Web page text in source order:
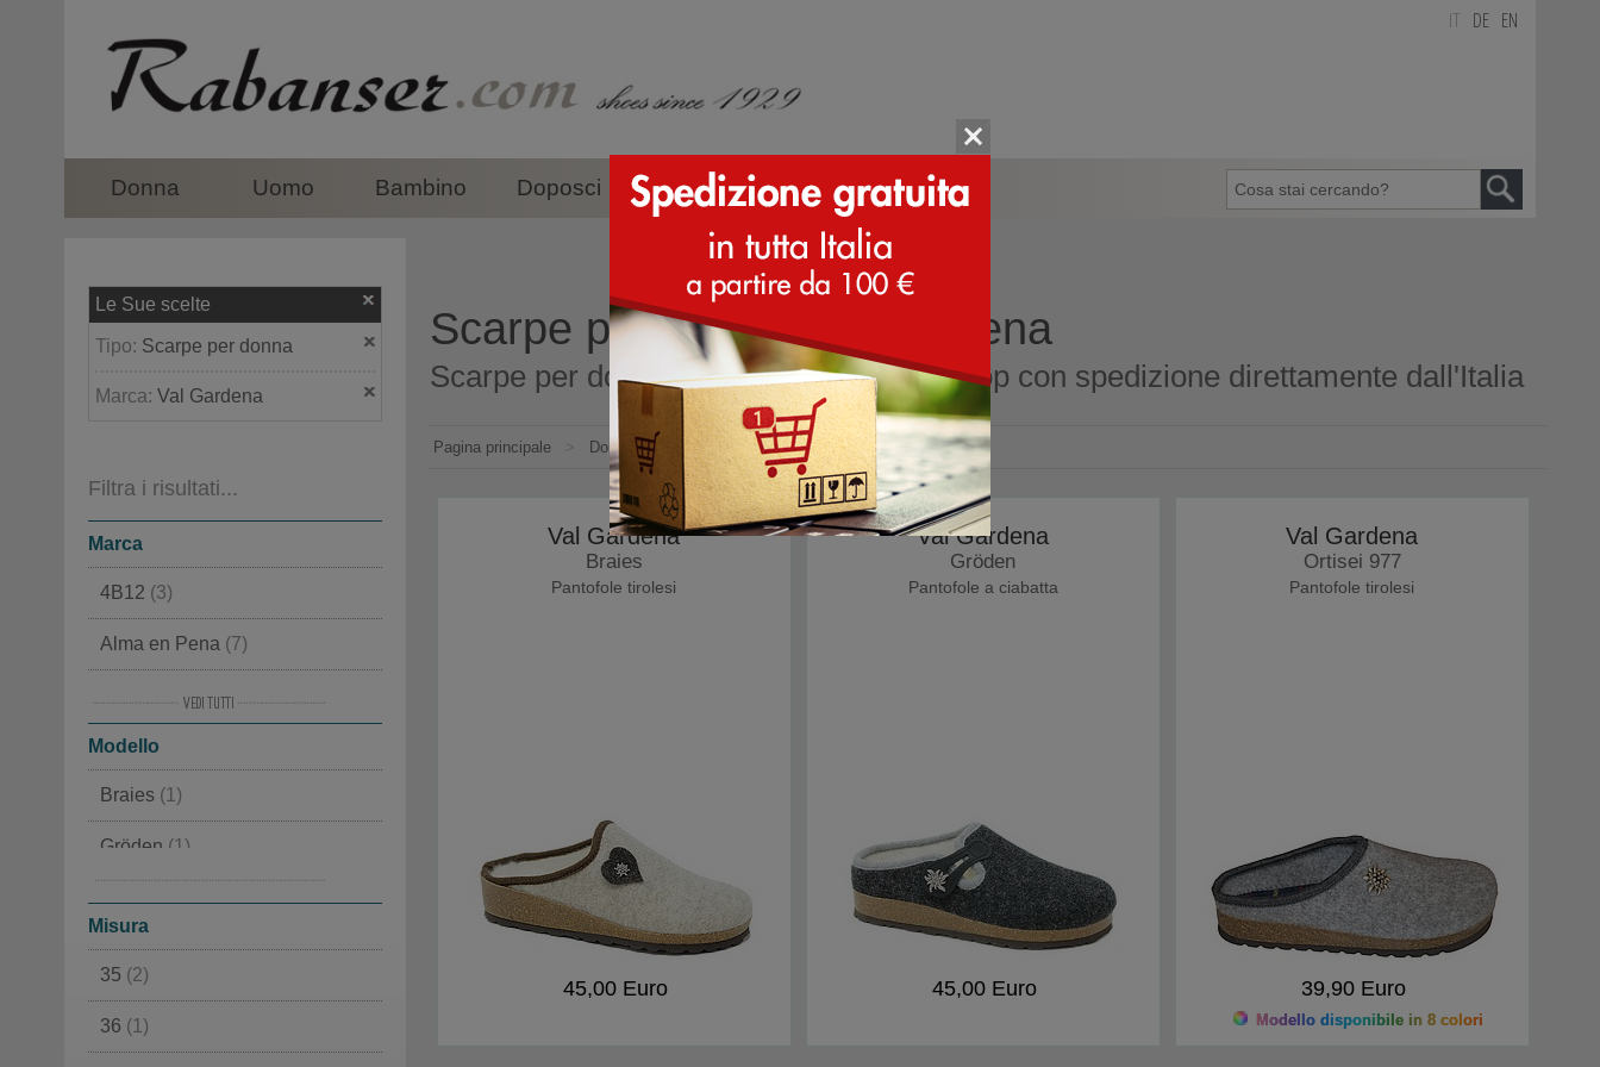
DE EN
Donna Uomo Bambino Doposci Accessori Marche
Le Sue scelte
Tipo: Scarpe per donna
Marca: Val Gardena
Filtra i risultati...
Marca
4B12 (3)
Alma en Pena (7)
Ash(8)
Back 70(15)
Bionatura (6)
Birkenstock(111)
BnG Real Shoes(16)
Caterina C(7)
Columbia(2)
Modello
Braies (1)
Gröden (1)
Misura
35 (2)
36 (1)
Scarpe per donna Val Gardena
Scarpe per donna Val Gardena online shop con spedizione direttamente dall'Italia
Pagina principale > Donna > Val Gardena
Val Gardena
Braies
Pantofole tirolesi
45,00 Euro
Val Gardena
Gröden
Pantofole a ciabatta
45,00 Euro
Val Gardena
Ortisei 977
Pantofole tirolesi
39,90 Euro
Modello disponibile in 8 colori